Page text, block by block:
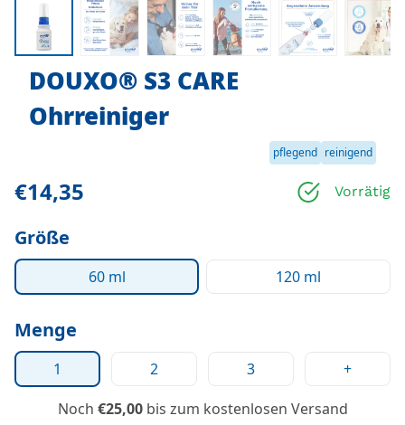
DOUXO® S3 CARE
Ohrreiniger
pflegend reinigend
Vorrätig
€14,35
Größe
60 ml 120 ml
Menge
1 2 3
+
Noch €25,00bis zum kostenlosen Versand